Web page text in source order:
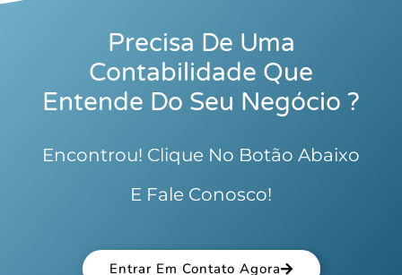
Precisa De Uma
Contabilidade Que
Entende Do Seu Negócio ?
Encontrou! Clique No Botão Abaixo
E Fale Conosco!
Entrar Em Contato Agora